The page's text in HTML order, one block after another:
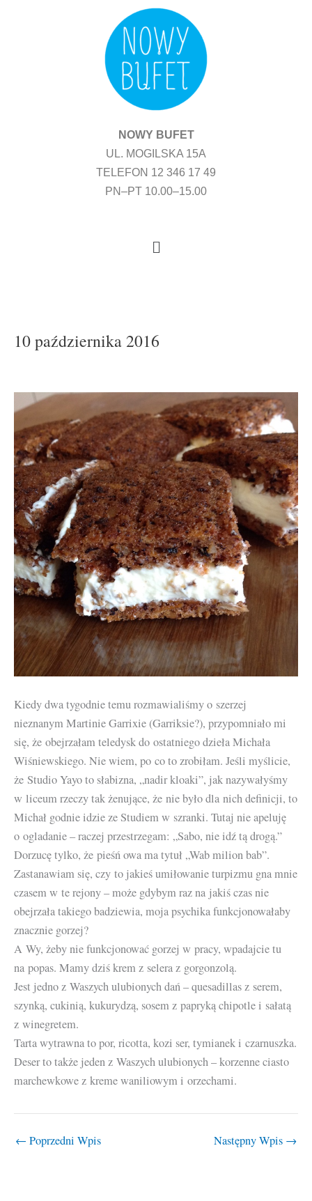
NOWY BUFET
UL. MOGILSKA 15A
TELEFON 12 346 17 49
PN–PT 10.00–15.00
Menu
10 października 2016
Kiedy dwa tygodnie temu rozmawialiśmy o szerzej
nieznanym Martinie Garrixie (Garriksie?), przypomniało mi
się, że obejrzałam teledysk do ostatniego dzieła Michała
Wiśniewskiego. Nie wiem, po co to zrobiłam. Jeśli myślicie,
że Studio Yayo to słabizna, „nadir kloaki”, jak nazywałyśmy
w liceum rzeczy tak żenujące, że nie było dla nich definicji, to
Michał godnie idzie ze Studiem w szranki. Tutaj nie apeluję
o ogladanie – raczej przestrzegam: „Sabo, nie idź tą drogą.”
Dorzucę tylko, że pieśń owa ma tytuł „Wab milion bab”.
Zastanawiam się, czy to jakieś umiłowanie turpizmu gna mnie
czasem w te rejony – może gdybym raz na jakiś czas nie
obejrzała takiego badziewia, moja psychika funkcjonowałaby
znacznie gorzej?
A Wy, żeby nie funkcjonować gorzej w pracy, wpadajcie tu
na popas. Mamy dziś krem z selera z gorgonzolą.
Jest jedno z Waszych ulubionych dań – quesadillas z serem,
szynką, cukinią, kukurydzą, sosem z papryką chipotle i sałatą
z winegretem.
Tarta wytrawna to por, ricotta, kozi ser, tymianek i czarnuszka.
Deser to także jeden z Waszych ulubionych – korzenne ciasto
marchewkowe z kreme waniliowym i orzechami.
← Poprzedni Wpis Następny Wpis →